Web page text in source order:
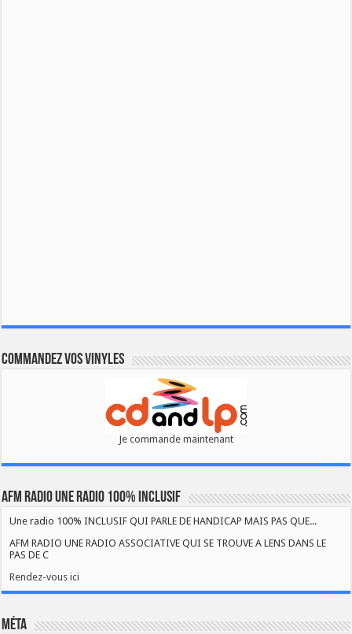
Commandez vos vinyles
Je commande maintenant
AFM RADIO UNE RADIO 100% INCLUSIF
Une radio 100% INCLUSIF QUI PARLE DE HANDICAP MAIS PAS QUE...
AFM RADIO UNE RADIO ASSOCIATIVE QUI SE TROUVE A LENS DANS LE
PAS DE C
Rendez-vous ici
Méta